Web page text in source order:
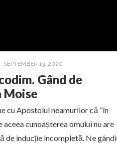
SEPTEMBER 13, 2020
Gând de
Moise
cu Apostolul neamurilor că ”în
cunoașterea omului nu are
de inducție incompletă. Ne